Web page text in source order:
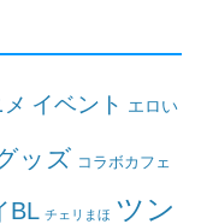
イベント エロい
ッズ コラボカフェ
BL チェリまほ ツン